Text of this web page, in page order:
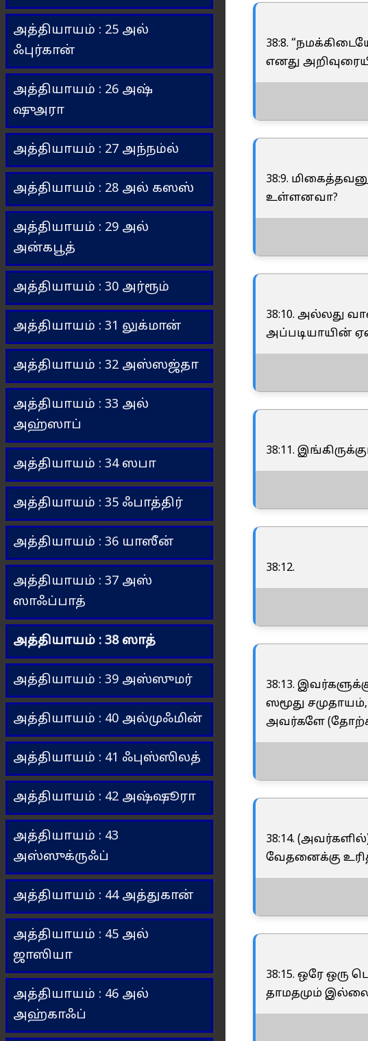
அத்தியாயம் : 25 அல்
ஃபுர்கான்
அத்தியாயம் : 26 அஷ்
ஷுஅரா
அத்தியாயம் : 27 அந்நம்ல்
அத்தியாயம் : 28 அல் கஸஸ்
அத்தியாயம் : 29 அல்
அன்கபூத்
அத்தியாயம் : 30 அர்ரூம்
அத்தியாயம் : 31 லுக்மான்
அத்தியாயம் : 32 அஸ்ஸஜ்தா
அத்தியாயம் : 33 அல்
அஹ்ஸாப்
அத்தியாயம் : 34 ஸபா
அத்தியாயம் : 35 ஃபாத்திர்
அத்தியாயம் : 36 யாஸீன்
அத்தியாயம் : 37 அஸ்
ஸாஃப்பாத்
அத்தியாயம் : 38 ஸாத்
அத்தியாயம் : 39 அஸ்ஸுமர்
அத்தியாயம் : 40 அல்முஃமின்
அத்தியாயம் : 41 ஃபுஸ்ஸிலத்
அத்தியாயம் : 42 அஷ்ஷூரா
அத்தியாயம் : 43
அஸ்ஸுக்ருஃப்
அத்தியாயம் : 44 அத்துகான்
அத்தியாயம் : 45 அல்
ஜாஸியா
அத்தியாயம் : 46 அல்
அஹ்காஃப்
38:8.
எனது
38:9.
உள்ளனவா?
38:10. அல்லது
அப்படியாயின்
38:11.
38:12.
38:13.
ஸமூது
அவர்களே
38:14.
வேதனைக்கு
38:15. ஒரே ஒரு
தாமதமும்